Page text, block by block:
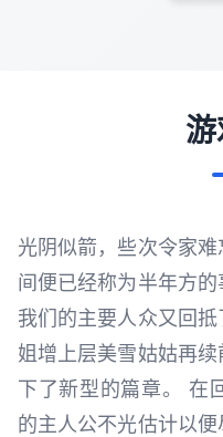
光阴似箭，些次令家
间便已经称为半年方的
我们的主要人众又回
姐增上层美雪姑姑再
下了新型的篇章。 在
的主人公不光估计以